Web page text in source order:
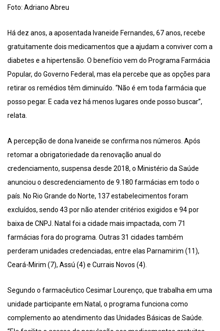
Foto: Adriano Abreu
Há dez anos, a aposentada Ivaneide Fernandes, 67 anos, recebe
gratuitamente dois medicamentos que a ajudam a conviver com a
diabetes e a hipertensão. O benefício vem do Programa Farmácia
Popular, do Governo Federal, mas ela percebe que as opções para
retirar os remédios têm diminuído. “Não é em toda farmácia que
posso pegar. E cada vez há menos lugares onde posso buscar”,
relata.
A percepção de dona Ivaneide se confirma nos números. Após
retomar a obrigatoriedade da renovação anual do
credenciamento, suspensa desde 2018, o Ministério da Saúde
anunciou o descredenciamento de 9.180 farmácias em todo o
país. No Rio Grande do Norte, 137 estabelecimentos foram
excluídos, sendo 43 por não atender critérios exigidos e 94 por
baixa de CNPJ. Natal foi a cidade mais impactada, com 71
farmácias fora do programa. Outras 31 cidades também
perderam unidades credenciadas, entre elas Parnamirim (11),
Ceará-Mirim (7), Assú (4) e Currais Novos (4).
Segundo o farmacêutico Cesimar Lourenço, que trabalha em uma
unidade participante em Natal, o programa funciona como
complemento ao atendimento das Unidades Básicas de Saúde.